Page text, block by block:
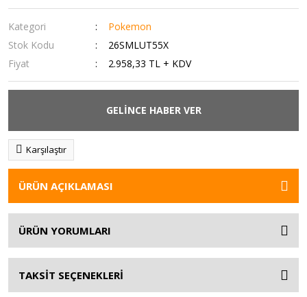
Kategori
Pokemon
Stok Kodu
26SMLUT55X
Fiyat
2.958,33 TL + KDV
GELİNCE HABER VER
Karşılaştır
ÜRÜN AÇIKLAMASI
ÜRÜN YORUMLARI
TAKSİT SEÇENEKLERİ